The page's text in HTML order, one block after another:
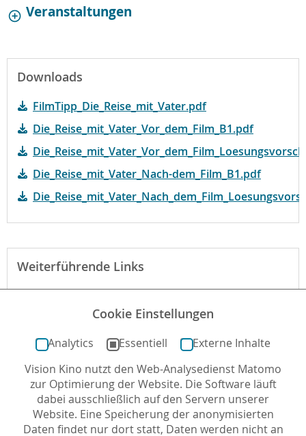
Veranstaltungen
Downloads
FilmTipp_Die_Reise_mit_Vater.pdf
Die_Reise_mit_Vater_Vor_dem_Film_B1.pdf
Die_Reise_mit_Vater_Nach-dem_Film_B1.pdf
Weiterführende Links
external-link-new-window
Autor*in: Christopher Diekhaus , 25.09.2016 , letzte
Aktualisierung: 25.10.2019
Cookie Einstellungen
Analytics Essentiell
Externe Inhalte
Vision Kino nutzt den Web-Analysedienst Matomo
zur Optimierung der Website. Die Software läuft
dabei ausschließlich auf den Servern unserer
Website. Eine Speicherung der anonymisierten
Daten findet nur dort statt, Daten werden nicht an